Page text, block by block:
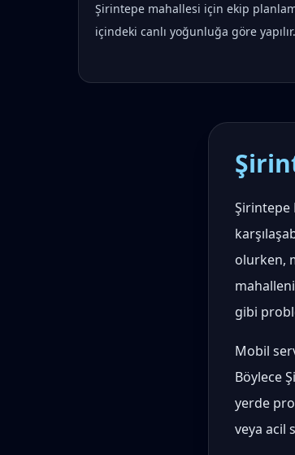
Şirintepe mahallesi için ekip
içindeki canlı yoğunluğa göre yapılır.
Şirintepe
olurken,
gibi
Mobil
Böylece
yerde
veya acil